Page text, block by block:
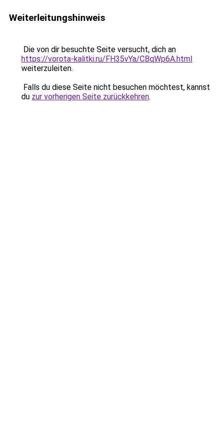
Weiterleitungshinweis
Die von dir besuchte Seite versucht, dich an
https://vorota-kalitki.ru/FH35vYa/CBqWp6A.html
weiterzuleiten.
Falls du diese Seite nicht besuchen möchtest, kannst
du zur vorherigen Seite zurückkehren.